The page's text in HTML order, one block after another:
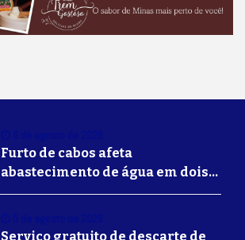
Furto de cabos afeta
abastecimento de água em dois
bairros de Volta Redonda
Serviço gratuito de descarte de